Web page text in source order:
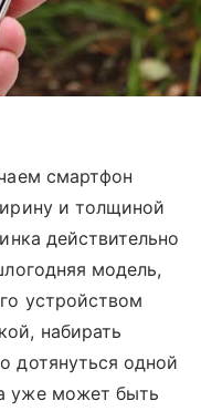
смартфон
и толщиной
действительно
модель,
устройством
набирать
дотянуться одной
уже может быть